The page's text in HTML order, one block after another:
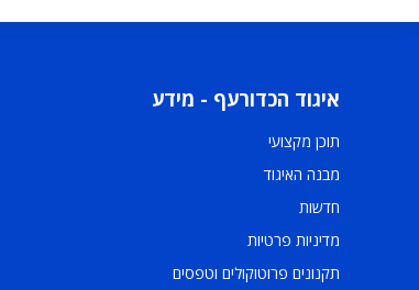
איגוד הכדורעף - מידע
תוכן מקצועי
מבנה האיגוד
חדשות
מדיניות פרטיות
תקנונים פרוטוקולים וטפסים